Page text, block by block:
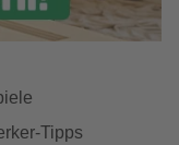
Tipps